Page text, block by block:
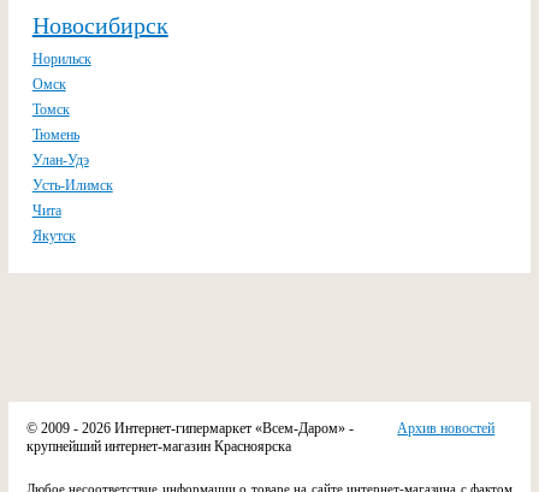
Новосибирск
Норильск
Омск
Томск
Тюмень
Улан-Удэ
Усть-Илимск
Чита
Якутск
Архив новостей
© 2009 - 2026 Интернет-гипермаркет «Всем-Даром» -
крупнейший интернет-магазин Красноярска
Любое несоответствие информации о товаре на сайте интернет-магазина с фактом